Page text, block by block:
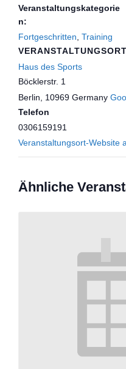
Veranstaltungskategorie
n:
Fortgeschritten Training
VERANSTALTUNGSORT
Haus des Sports
Böcklerstr. 1
Berlin
10969 Germany
Telefon
0306159191
Veranstaltungsort-Website
Ähnliche